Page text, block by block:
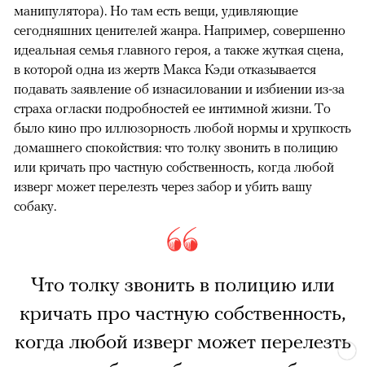
(1960)Альфреда Хичкока(откуда перешли композитор
Бернард Херрман, монтажер Джордж Томазини и
актер Мартин Болсам в роли шефа полиции) и «Ночи
охотника» (1955) Чарльза Лотона (откуда Роберт
Митчем скопировал свою же роль душегуба-
манипулятора). Но там есть вещи, удивляющие
сегодняшних ценителей жанра. Например, совершенно
идеальная семья главного героя, а также жуткая сцена,
в которой одна из жертв Макса Кэди отказывается
подавать заявление об изнасиловании и избиении из-за
страха огласки подробностей ее интимной жизни. То
было кино про иллюзорность любой нормы и хрупкость
домашнего спокойствия: что толку звонить в полицию
изверг может перелезть через забор и убить вашу